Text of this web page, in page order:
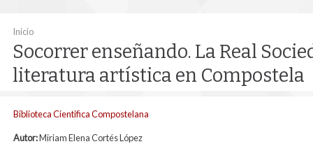
Vostede está aquí
Inicio
Socorrer enseñando. La Real
literatura artística en Compostela
Biblioteca Cientifica Compostelana
Autor:Miriam Elena Cortés López